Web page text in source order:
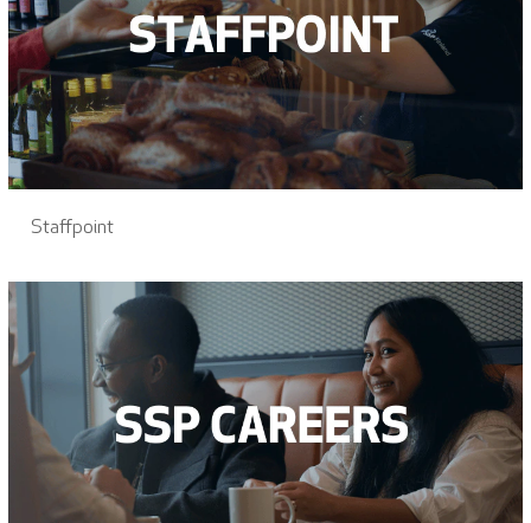
Staffpoint